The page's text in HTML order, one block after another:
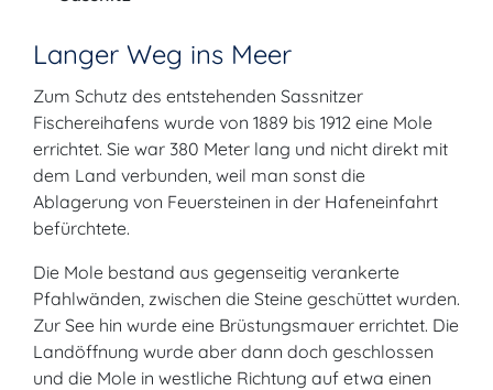
Langer Weg ins Meer
Zum Schutz des entstehenden Sassnitzer
Fischereihafens wurde von 1889 bis 1912 eine Mole
errichtet. Sie war 380 Meter lang und nicht direkt mit
dem Land verbunden, weil man sonst die
Ablagerung von Feuersteinen in der Hafeneinfahrt
befürchtete.
Die Mole bestand aus gegenseitig verankerte
Pfahlwänden, zwischen die Steine geschüttet wurden.
Zur See hin wurde eine Brüstungsmauer errichtet. Die
Landöffnung wurde aber dann doch geschlossen
und die Mole in westliche Richtung auf etwa einen